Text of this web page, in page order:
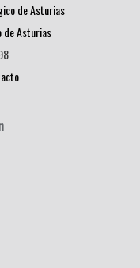
de Asturias
de Asturias